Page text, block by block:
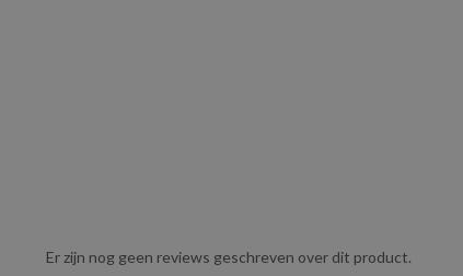
Er zijn nog geen reviews geschreven over dit product.